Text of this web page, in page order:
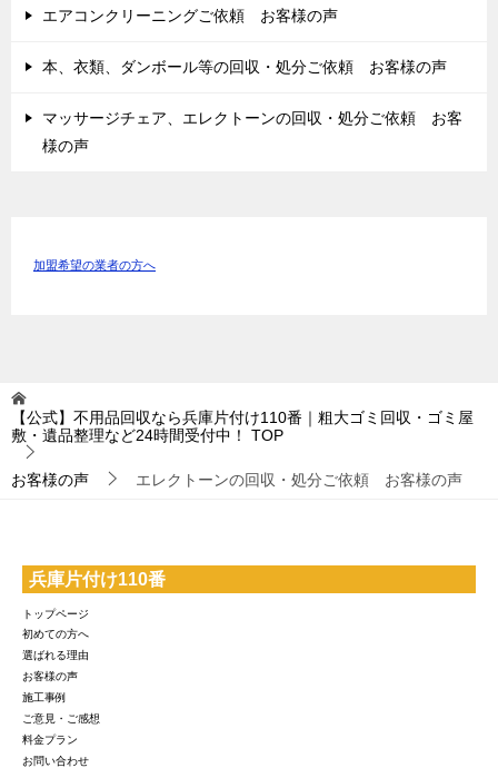
エアコンクリーニングご依頼 お客様の声
本、衣類、ダンボール等の回収・処分ご依頼 お客様の声
マッサージチェア、エレクトーンの回収・処分ご依頼 お客
様の声
加盟希望の業者の方へ
【公式】不用品回収なら兵庫片付け110番｜粗大ゴミ回収・ゴミ屋
敷・遺品整理など24時間受付中！
TOP
お客様の声 エレクトーンの回収・処分ご依頼 お客様の声
兵庫片付け110番
トップページ
初めての方へ
選ばれる理由
お客様の声
施工事例
ご意見・ご感想
料金プラン
お問い合わせ